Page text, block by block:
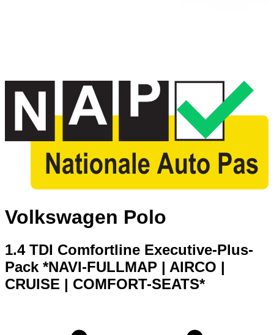
Volkswagen Polo
1.4 TDI Comfortline Executive-Plus-
Pack *NAVI-FULLMAP | AIRCO |
CRUISE | COMFORT-SEATS*